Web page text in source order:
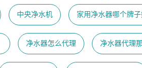
中央净水机 家用净水器哪个牌
净水器怎么代理 净水器代理